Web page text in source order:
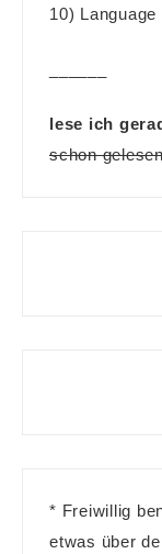
10)
lese ich
schon
* Freiwillig
etwas über